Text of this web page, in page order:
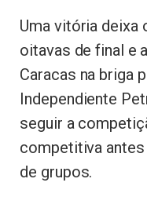
Uma vitória deixa
oitavas de final e
Caracas na briga
Independiente
seguir a
competitiva
de grupos.